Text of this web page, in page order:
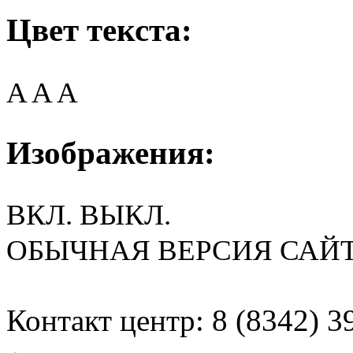
Цвет текста:
AAA
Изображения:
ВКЛ. ВЫКЛ.
ОБЫЧНАЯ ВЕРСИЯ
Контакт центр: 8 (8342)